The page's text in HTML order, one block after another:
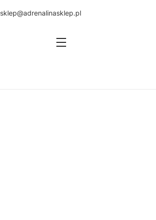
sklep@adrenalinasklep.pl
Menu